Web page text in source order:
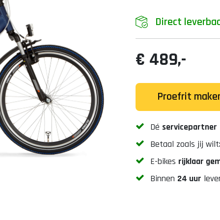
Direct
€ 489,-
Proefrit
Dé servicepartner
Betaal zoals jij
E-bikes rijklaar
Binnen 24 uur